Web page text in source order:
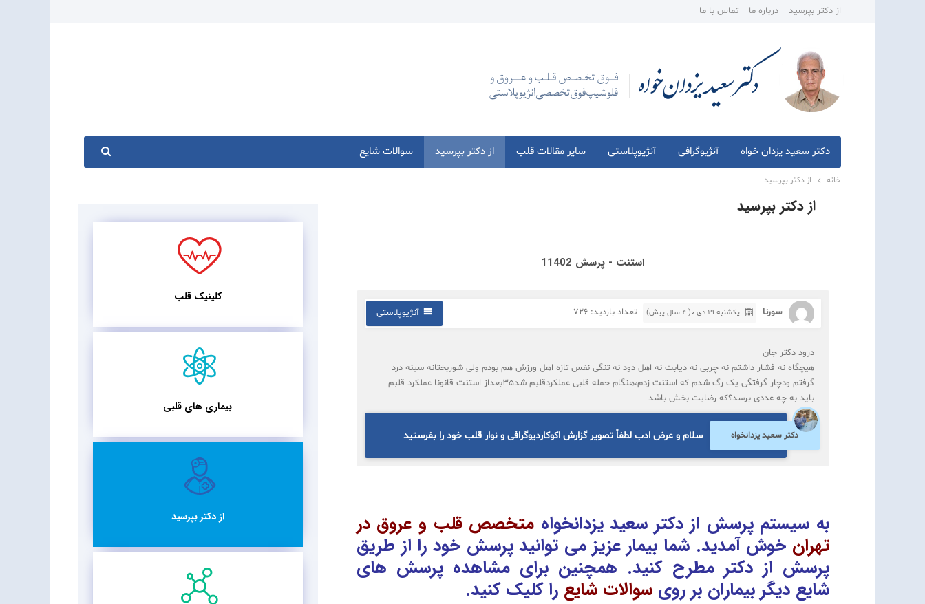
از دکتر بپرسید درباره ما تماس با ما
دکتر سعید یزدان خواه آنژیوگرافی آنژیوپلاستی سایر مقالات قلب از دکتر بپرسید سوالات شایع
خانه از دکتر بپرسید
از دکتر بپرسید
استنت - پرسش 11402
سورنا یکشنبه ۱۹ دی ۰( 4 سال پیش) تعداد بازدید: 726 آنژیوپلاستی
درود دکتر جان
هیچگاه نه فشار داشتم نه چربی نه دیابت نه اهل دود نه تنگی نفس تازه اهل ورزش هم بودم ولی شوربختانه سینه درد
گرفتم ودچار گرفتگی یک رگ شدم که استنت زدم،هنگام حمله قلبی عملکردقلبم شد35بعداز استنت قانونا عملکرد قلبم
باید به چه عددی برسد؟که رضایت بخش باشد
دکتر سعید یزدانخواه سلام و عرض ادب لطفاً تصویر گزارش اکوکاردیوگرافی و نوار قلب خود را بفرستید
به سیستم پرسش از دکتر سعید یزدانخواه متخصص قلب و عروق در
تهران خوش آمدید. شما بیمار عزیز می توانید پرسش خود را از طریق
پرسش از دکتر مطرح کنید. همچنین برای مشاهده پرسش های
شایع دیگر بیماران بر روی سوالات شایع را کلیک کنید.
کلینیک قلب
بیماری های قلبی
از دکتر بپرسید